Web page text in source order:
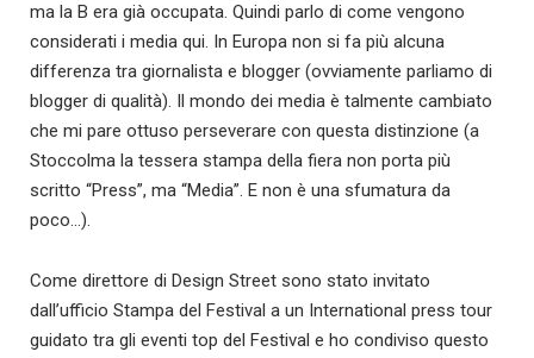
ma la B era già occupata. Quindi parlo di come vengono
considerati i media qui. In Europa non si fa più alcuna
differenza tra giornalista e blogger (ovviamente parliamo di
blogger di qualità). Il mondo dei media è talmente cambiato
che mi pare ottuso perseverare con questa distinzione (a
Stoccolma la tessera stampa della fiera non porta più
scritto “Press”, ma “Media”. E non è una sfumatura da
poco…).
Come direttore di Design Street sono stato invitato
dall’ufficio Stampa del Festival a un International press tour
guidato tra gli eventi top del Festival e ho condiviso questo